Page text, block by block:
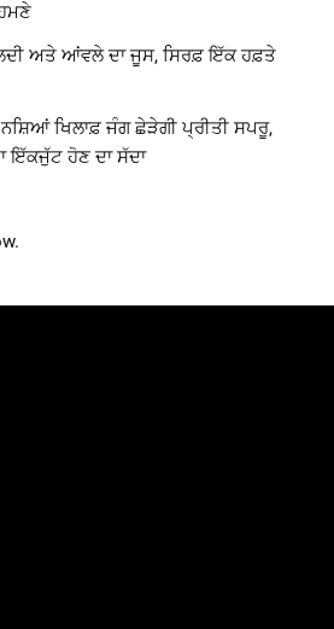
ਅਤੇ ਆਂਵਲੇ ਦਾ ਜੂਸ, ਸਿਰਫ਼ ਇੱਕ ਹਫ਼ਤੇ
ਨਸ਼ਿਆਂ ਖਿਲਾਫ਼ ਜੰਗ ਛੇੜੇਗੀ ਪ੍ਰੀਤੀ ਸਪਰੂ,
ਇੱਕਜੁੱਟ ਹੋਣ ਦਾ ਸੱਦਾ